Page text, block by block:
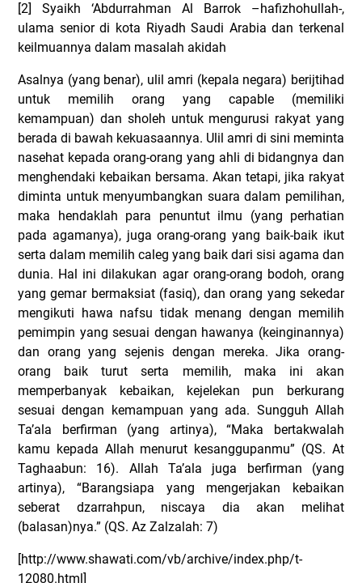
[2] Syaikh ‘Abdurrahman Al Barrok –hafizhohullah-,
ulama senior di kota Riyadh Saudi Arabia dan terkenal
keilmuannya dalam masalah akidah
Asalnya (yang benar), ulil amri (kepala negara) berijtihad
untuk memilih orang yang capable (memiliki
kemampuan) dan sholeh untuk mengurusi rakyat yang
berada di bawah kekuasaannya. Ulil amri di sini meminta
nasehat kepada orang-orang yang ahli di bidangnya dan
menghendaki kebaikan bersama. Akan tetapi, jika rakyat
diminta untuk menyumbangkan suara dalam pemilihan,
maka hendaklah para penuntut ilmu (yang perhatian
pada agamanya), juga orang-orang yang baik-baik ikut
serta dalam memilih caleg yang baik dari sisi agama dan
dunia. Hal ini dilakukan agar orang-orang bodoh, orang
yang gemar bermaksiat (fasiq), dan orang yang sekedar
mengikuti hawa nafsu tidak menang dengan memilih
pemimpin yang sesuai dengan hawanya (keinginannya)
dan orang yang sejenis dengan mereka. Jika orang-
orang baik turut serta memilih, maka ini akan
memperbanyak kebaikan, kejelekan pun berkurang
sesuai dengan kemampuan yang ada. Sungguh Allah
Ta’ala berfirman (yang artinya), “Maka bertakwalah
kamu kepada Allah menurut kesanggupanmu” (QS. At
Taghaabun: 16). Allah Ta’ala juga berfirman (yang
artinya), “Barangsiapa yang mengerjakan kebaikan
seberat dzarrahpun, niscaya dia akan melihat
(balasan)nya.” (QS. Az Zalzalah: 7)
[http://www.shawati.com/vb/archive/index.php/t-
12080.html]